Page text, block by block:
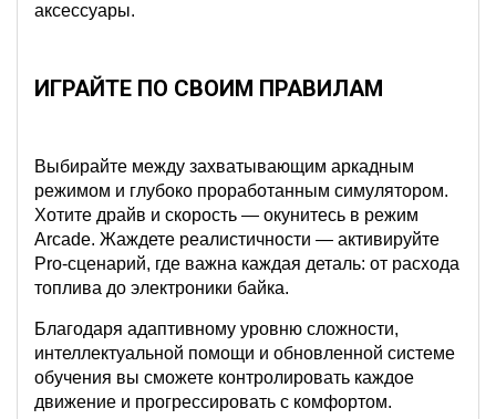
аксессуары.
ИГРАЙТЕ ПО СВОИМ ПРАВИЛАМ
Выбирайте между захватывающим аркадным
режимом и глубоко проработанным симулятором.
Хотите драйв и скорость — окунитесь в режим
Arcade. Жаждете реалистичности — активируйте
Pro-сценарий, где важна каждая деталь: от расхода
топлива до электроники байка.
Благодаря адаптивному уровню сложности,
интеллектуальной помощи и обновленной системе
обучения вы сможете контролировать каждое
движение и прогрессировать с комфортом.